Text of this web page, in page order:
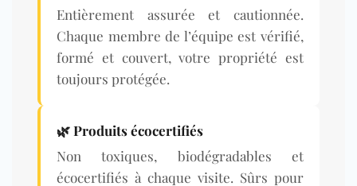
Entièrement assurée et cautionnée.
Chaque membre de l’équipe est vérifié,
formé et couvert, votre propriété est
toujours protégée.
🌿Produits écocertifiés
Non toxiques, biodégradables et
écocertifiés à chaque visite. Sûrs pour